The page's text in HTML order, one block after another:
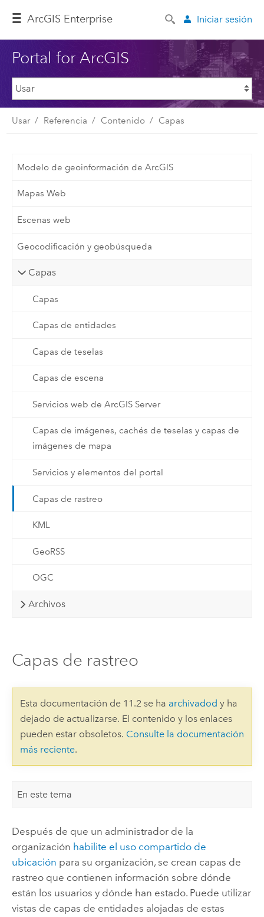
ArcGIS Enterprise Iniciar sesión
Portal for ArcGIS
Usar Referencia Contenido Capas
Modelo de geoinformación de ArcGIS
Mapas Web
Escenas web
Geocodificación y geobúsqueda
Capas
Capas
Capas de entidades
Capas de teselas
Capas de escena
Servicios web de ArcGIS Server
Capas de imágenes, cachés de teselas y capas de
imágenes de mapa
Servicios y elementos del portal
Capas de rastreo
KML
GeoRSS
OGC
Archivos
Capas de rastreo
Esta documentación de 11.2 se ha archivadod y ha
dejado de actualizarse. El contenido y los enlaces
pueden estar obsoletos. Consulte la documentación
más reciente.
En este tema
Después de que un administrador de la
organización habilite el uso compartido de
ubicación para su organización, se crean capas de
rastreo que contienen información sobre dónde
están los usuarios y dónde han estado. Puede utilizar
vistas de capas de entidades alojadas de estas